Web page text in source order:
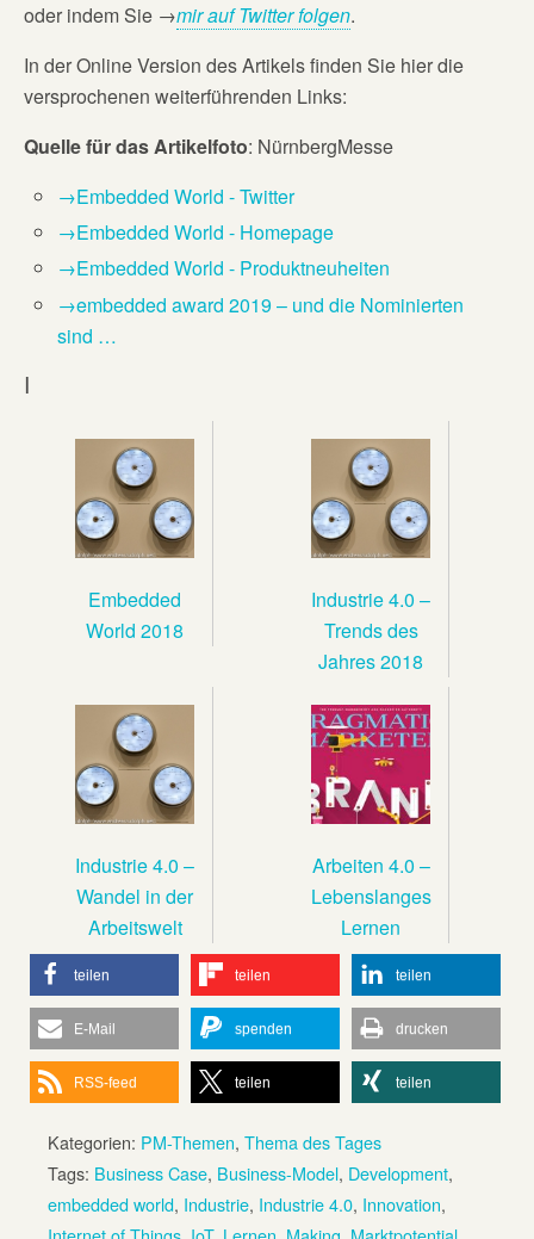
oder indem Sie →mir auf Twitter folgen.
In der Online Version des Artikels finden Sie hier die
versprochenen weiterführenden Links:
Quelle für das Artikelfoto: NürnbergMesse
→Embedded World - Twitter
→Embedded World - Homepage
→Embedded World - Produktneuheiten
→embedded award 2019 – und die Nominierten
sind …
I
Embedded
World 2018
Industrie 4.0 –
Trends des
Jahres 2018
Industrie 4.0 –
Wandel in der
Arbeitswelt
Arbeiten 4.0 –
Lebenslanges
Lernen
teilen teilen teilen
E-Mail spenden drucken
RSS-feed teilen teilen
Kategorien: PM-Themen, Thema des Tages
Tags: Business Case, Business-Model, Development,
embedded world, Industrie, Industrie 4.0, Innovation,